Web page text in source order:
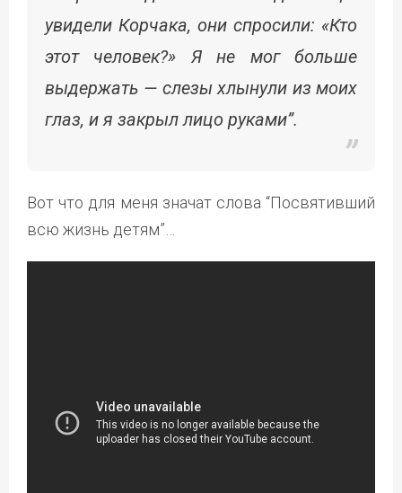
увидели Корчака, они спросили: «Кто
этот человек?» Я не мог больше
выдержать — слезы хлынули из моих
глаз, и я закрыл лицо руками”.
Вот что для меня значат слова “Посвятивший
всю жизнь детям”…